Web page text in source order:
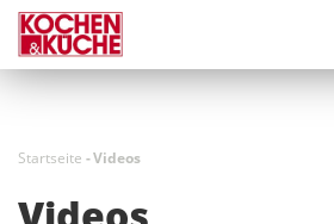
Direkt
zum
Inhalt
Startseite -Videos